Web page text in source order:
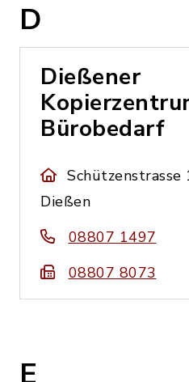
D
Dießener
Bürobedarf
Schützenstrasse
Dießen
08807 1497
08807 8073